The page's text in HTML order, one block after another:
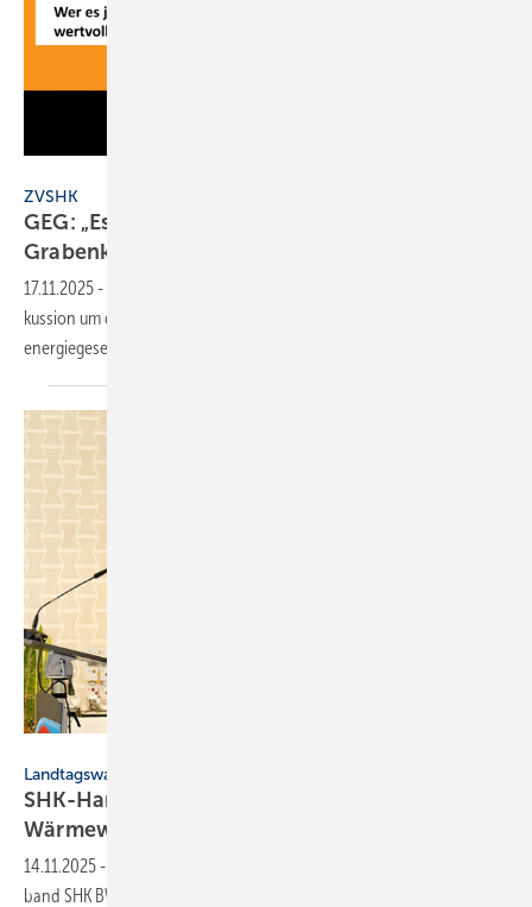
ZVSHK
GEG: „Es braucht Verlässlichkeit – keine neuen
Grabenkämpfe“
17.11.2025 -
kussion um die heizungs­tech­ni­schen An­for­de­run­gen im Ge­bäude­
energie­gesetz erneut zu
Landtagswahl 2026, Baden-Württemberg
SHK-Handwerk fordert „Energie­frieden“ für die
Wärme­wende
14.11.2025 -
band SHK BW grund­legende Korrek­turen in der Energie-, Wirt­schafts-